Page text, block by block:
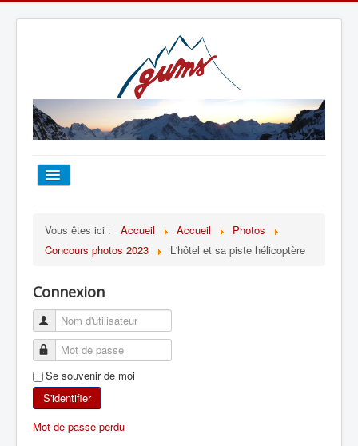
TOUT SUR LE GUMS
ESCALADE
ALPINISME
SKI DE RANDONNÉE
Vous êtes ici : Accueil Accueil
Photos
Concours photos 2023
L'hôtel et sa piste hélicoptère
Connexion
Se souvenir de moi
S'identifier
Mot de passe perdu